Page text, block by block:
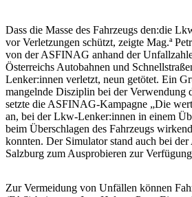
Dass die Masse des Fahrzeugs den:die
vor Verletzungen schützt, zeigte Mag.ª
von der ASFINAG anhand der
Österreichs Autobahnen und
Lenker:innen verletzt, neun getötet. Ein
mangelnde Disziplin bei der Verwendung
setzte die ASFINAG-Kampagne „Die
an, bei der Lkw-Lenker:innen in einem
beim Überschlagen des Fahrzeugs
konnten. Der Simulator stand auch bei
Salzburg zum Ausprobieren zur
Zur Vermeidung von Unfällen können